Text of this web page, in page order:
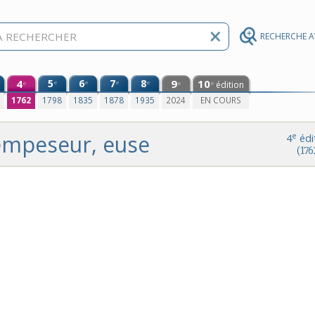
RECHERCHE
4e
1762
5e
1798
6e
1835
7e
1878
8e
1935
9e
2024
10e édition
EN COURS
4e
euse